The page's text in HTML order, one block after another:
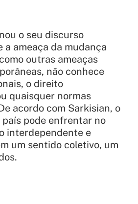
o seu discurso
a ameaça da mudança
outras ameaças
não conhece
o direito
quaisquer normas
acordo com Sarkisian, o
pode enfrentar no
interdependente e
um sentido coletivo, um